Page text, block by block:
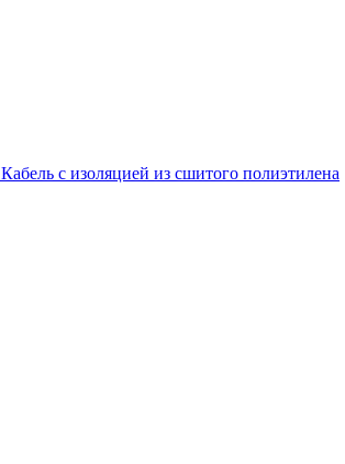
Кабель с изоляцией из сшитого полиэтилена